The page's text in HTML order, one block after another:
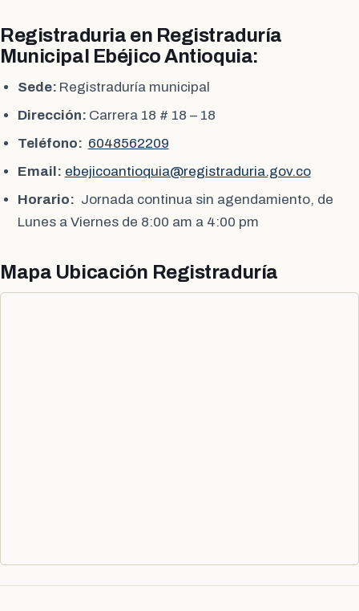
Registraduria en Registraduría
Municipal Ebéjico Antioquia:
Sede: Registraduría municipal
Dirección: Carrera 18 # 18 – 18
Teléfono: 6048562209
Email: ebejicoantioquia@registraduria.gov.co
Horario: Jornada continua sin agendamiento, de
Lunes a Viernes de 8:00 am a 4:00 pm
Mapa Ubicación Registraduría